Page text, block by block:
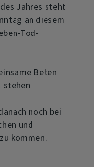
Jahres steht
an diesem
Tod-
Beten
stehen.
noch bei
und
kommen.